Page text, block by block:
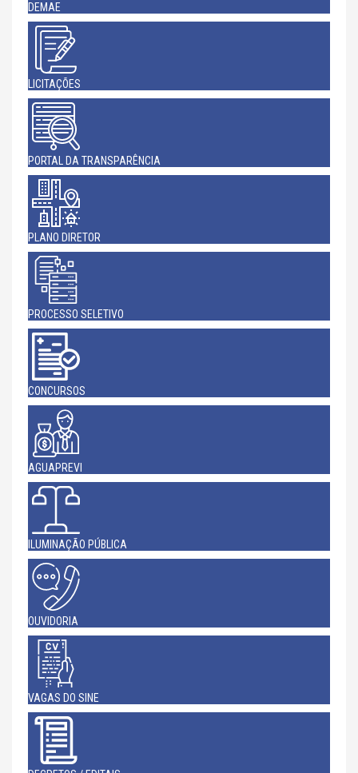
DEMAE
LICITAÇÕES
PORTAL DA TRANSPARÊNCIA
PLANO DIRETOR
PROCESSO SELETIVO
CONCURSOS
AGUAPREVI
ILUMINAÇÃO PÚBLICA
OUVIDORIA
VAGAS DO SINE